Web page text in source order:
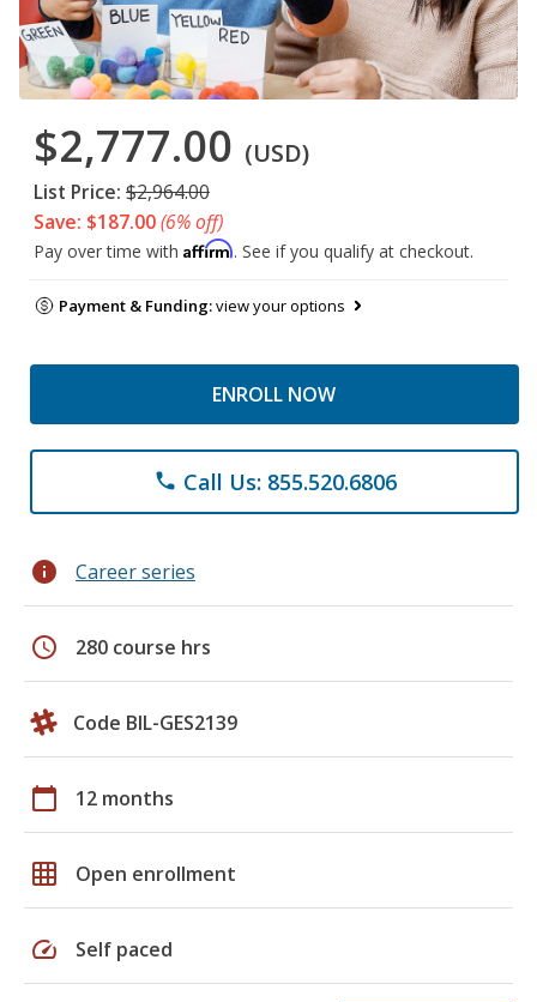
$2,777.00 (USD)
List Price: $2,964.00
Save: $187.00(6% off)
Pay over time with Affirm. See if you qualify at checkout.
Payment & Funding:view your options
ENROLL NOW
phone Call Us: 855.520.6806
info Career series
schedule 280 course hrs
Code BIL-GES2139
calendar_today 12 months
grid_on Open enrollment
speed Self paced